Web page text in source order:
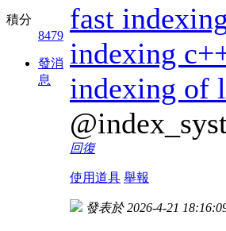
積分
8479
發消
息
fast
indexing
indexing of
回復
使用道具 舉報
發表於 2026-4-21